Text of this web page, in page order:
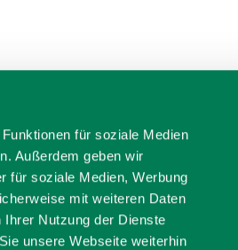
für soziale Medien
Außerdem geben wir
für soziale Medien, Werbung
mit weiteren Daten
Nutzung der Dienste
unsere Webseite weiterhin